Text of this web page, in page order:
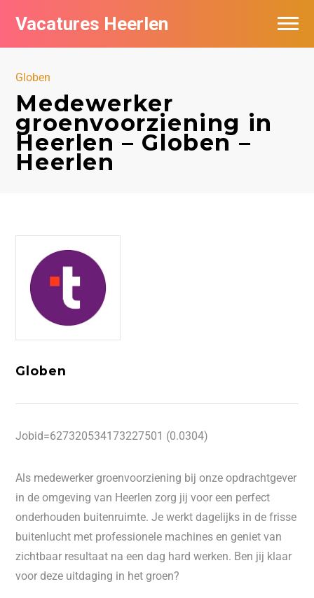
Vacatures Heerlen
Globen
Medewerker
groenvoorziening in
Heerlen – Globen –
Heerlen
Globen
Jobid=627320534173227501 (0.0304)
Als medewerker groenvoorziening bij onze opdrachtgever
in de omgeving van Heerlen zorg jij voor een perfect
onderhouden buitenruimte. Je werkt dagelijks in de frisse
buitenlucht met professionele machines en geniet van
zichtbaar resultaat na een dag hard werken. Ben jij klaar
voor deze uitdaging in het groen?
Vacatures per bedrijf in Heerlen